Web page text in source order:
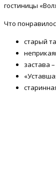
гостиницы
Что
старый
застава